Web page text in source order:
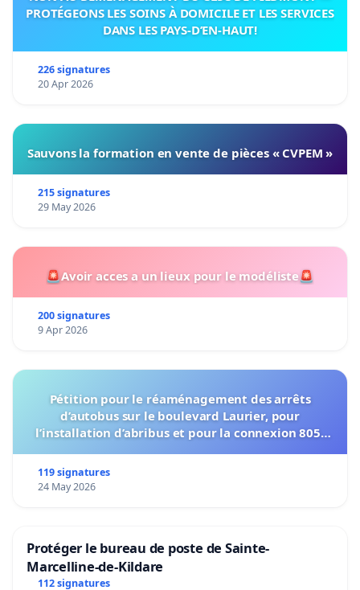
PROTÉGEONS LES SOINS À DOMICILE ET LES SERVICES
DANS LES PAYS-D’EN-HAUT!
226 signatures
20 Apr 2026
Sauvons la formation en vente de pièces « CVPEM »
215 signatures
29 May 2026
🚨Avoir acces a un lieux pour le modéliste🚨
200 signatures
9 Apr 2026
Pétition pour le réaménagement des arrêts
d’autobus sur le boulevard Laurier, pour
l’installation d’abribus et pour la connexion 805-
119 signatures
24 May 2026
Protéger le bureau de poste de Sainte-
Marcelline-de-Kildare
112 signatures